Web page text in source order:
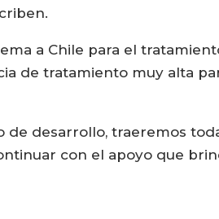
a Chile para el
de tratamiento muy alta
de desarrollo, traeremos
con el apoyo que